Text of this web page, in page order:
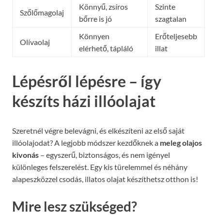
Szőlőmagolaj
Könnyű, zsíros
bőrre is jó
Szinte
szagtalan
Olívaolaj
Könnyen
elérhető, tápláló
Erőteljesebb
illat
Lépésről lépésre – így
készíts házi illóolajat
Szeretnél végre belevágni, és elkészíteni az első saját
illóolajodat? A legjobb módszer kezdőknek a meleg olajos
kivonás – egyszerű, biztonságos, és nem igényel
különleges felszerelést. Egy kis türelemmel és néhány
alapeszközzel csodás, illatos olajat készíthetsz otthon is!
Mire lesz szükséged?